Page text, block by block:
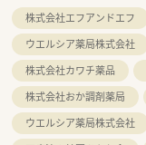
株式会社エフアンドエフ
ウエルシア薬局株式会社
株式会社カワチ薬品
株式会社おか調剤薬局
ウエルシア薬局株式会社